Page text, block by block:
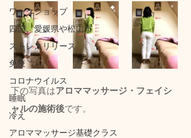
ワークショップ
四国、愛媛県や松山市
ストレスリリース
免疫
コロナウイルス
睡眠
冷え
アロママッサージ基礎クラス
下の写真はアロママッサージ・フェイシ
ャルの施術後です。